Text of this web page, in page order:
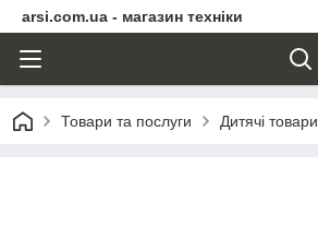
arsi.com.ua - магазин техніки
Товари та послуги Дитячі товари